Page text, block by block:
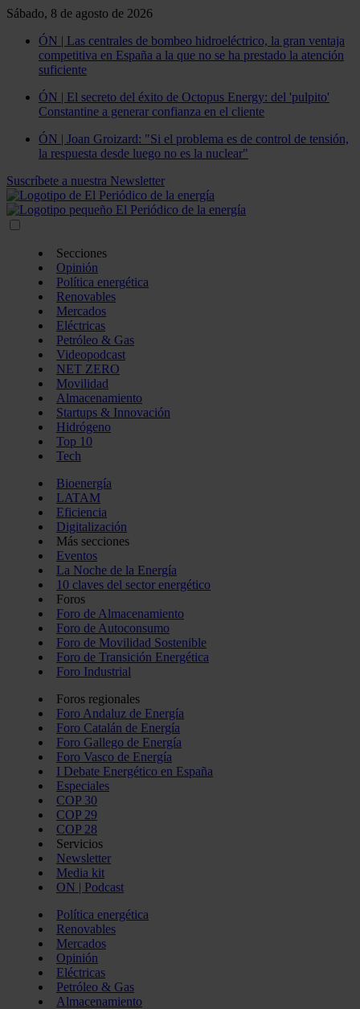
Sábado, 8 de agosto de 2026
ÓN | Las centrales de bombeo hidroeléctrico, la gran ventaja
competitiva en España a la que no se ha prestado la atención
suficiente
ÓN | El secreto del éxito de Octopus Energy: del 'pulpito'
Constantine a generar confianza en el cliente
ÓN | Joan Groizard: "Si el problema es de control de tensión,
la respuesta desde luego no es la nuclear"
Suscríbete a nuestra Newsletter
Secciones
Opinión
Política energética
Renovables
Mercados
Eléctricas
Petróleo & Gas
Videopodcast
NET ZERO
Movilidad
Almacenamiento
Startups & Innovación
Hidrógeno
Top 10
Tech
Bioenergía
LATAM
Eficiencia
Digitalización
Más secciones
Eventos
La Noche de la Energía
10 claves del sector energético
Foros
Foro de Almacenamiento
Foro de Autoconsumo
Foro de Movilidad Sostenible
Foro de Transición Energética
Foro Industrial
Foros regionales
Foro Andaluz de Energía
Foro Catalán de Energía
Foro Gallego de Energía
Foro Vasco de Energía
I Debate Energético en España
Especiales
COP 30
COP 29
COP 28
Servicios
Newsletter
Media kit
ON | Podcast
Política energética
Renovables
Mercados
Opinión
Eléctricas
Petróleo & Gas
Almacenamiento